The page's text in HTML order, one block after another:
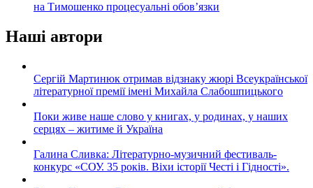
на Тимошенко процесуальні обов’язки
Наші автори
Сергій Мартинюк отримав відзнаку жюрі Всеукраїнської
літературної премії імені Михайла Слабошпицького
Поки живе наше слово у книгах, у родинах, у наших
серцях – житиме й Україна
Галина Сливка: Літературно-музичний фестиваль-
конкурс «СОУ. 35 років. Віхи історії Честі і Гідності».